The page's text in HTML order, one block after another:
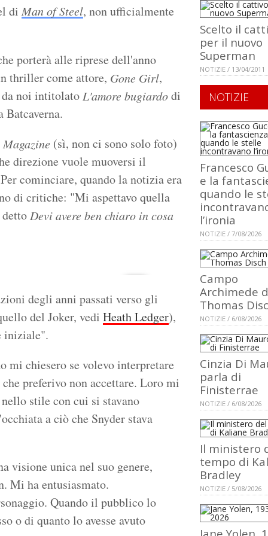
di Man of Steel, non ufficialmente
porterà alle riprese dell'anno
thriller come attore, Gone Girl,
noi intitolatoL'amore bugiardodi
(sì, non ci sono solo foto)
direzione vuole muoversi il
cominciare, quando la notizia era
di critiche: "Mi aspettavo quella
Devi avere ben chiaro in cosa
degli anni passati verso gli
del Joker, vedi Heath Ledger),
iniziale".
mi chiesero se volevo interpretare
preferivo non accettare. Loro mi
stile con cui si stavano
a ciò che Snyder stava
visione unica nel suo genere,
Mi ha entusiasmato.
Quando il pubblico lo
o di quanto lo avesse avuto
Scelto il
per il nuovo
Superman
NOTIZIE / 13/04/2011
NOTIZIE
Francesco
e la
quando le
l’ironia
NOTIZIE / 7/08/2026
Campo
Archimede
Thomas
NOTIZIE / 6/08/2026
Cinzia Di
parla di
Finisterrae
NOTIZIE / 6/08/2026
Il ministero
tempo di
Bradley
NOTIZIE / 5/08/2026